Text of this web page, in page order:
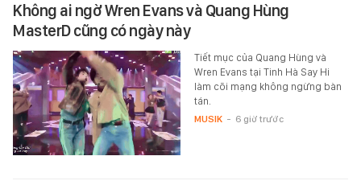
Không ai ngờ Wren Evans và Quang Hùng
MasterD cũng có ngày này
Tiết mục của Quang Hùng và
Wren Evans tại Tinh Hà Say Hi
làm cõi mạng không ngừng bàn
tán.
MUSIK - 6 giờ trước